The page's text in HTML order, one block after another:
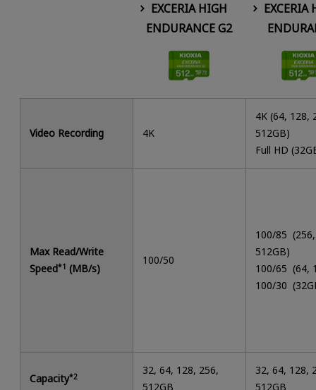
EXCERIA HIGH
ENDURANCE G2
EXCERIA
Video Recording 4K
4K (64, 128,
512GB)
Full HD
Max Read/Write
Speed*1 (MB/s)
100/50
100/85 (256,
512GB)
100/65 (64,
100/30
Capacity*2
32, 64, 128, 256,
512GB
32, 64, 128,
512GB